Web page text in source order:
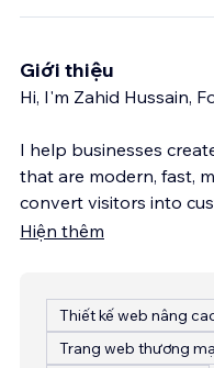
Giới thiệu
Hi, I'm Zahid Hussain,
I help businesses
that are modern, fast,
convert visitors into
Hiện thêm
Thiết kế web nâng